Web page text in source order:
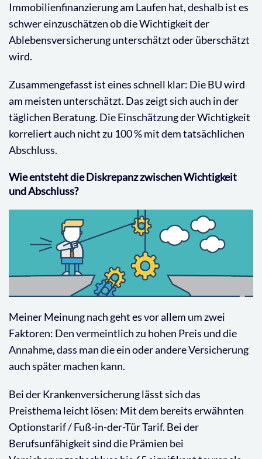
Immobilienfinanzierung am Laufen hat, deshalb ist es
schwer einzuschätzen ob die Wichtigkeit der
Ablebensversicherung unterschätzt oder überschätzt
wird.
Zusammengefasst ist eines schnell klar: Die BU wird
am meisten unterschätzt. Das zeigt sich auch in der
täglichen Beratung. Die Einschätzung der Wichtigkeit
korreliert auch nicht zu 100 % mit dem tatsächlichen
Abschluss.
Wie entsteht die Diskrepanz zwischen Wichtigkeit
und Abschluss?
Meiner Meinung nach geht es vor allem um zwei
Faktoren: Den vermeintlich zu hohen Preis und die
Annahme, dass man die ein oder andere Versicherung
auch später machen kann.
Bei der Krankenversicherung lässt sich das
Preisthema leicht lösen: Mit dem bereits erwähnten
Optionstarif / Fuß-in-der-Tür Tarif. Bei der
Berufsunfähigkeit sind die Prämien bei